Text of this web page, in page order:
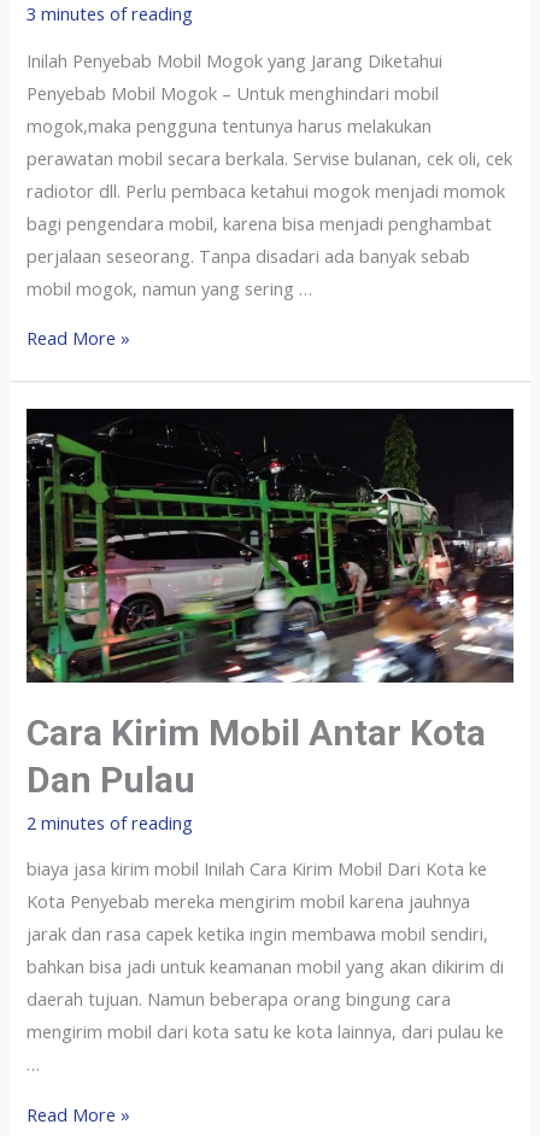
3 minutes of reading
Inilah Penyebab Mobil Mogok yang Jarang Diketahui
Penyebab Mobil Mogok – Untuk menghindari mobil
mogok,maka pengguna tentunya harus melakukan
perawatan mobil secara berkala. Servise bulanan, cek oli, cek
radiotor dll. Perlu pembaca ketahui mogok menjadi momok
bagi pengendara mobil, karena bisa menjadi penghambat
perjalaan seseorang. Tanpa disadari ada banyak sebab
mobil mogok, namun yang sering …
Read More »
Cara Kirim Mobil Antar Kota
Dan Pulau
2 minutes of reading
biaya jasa kirim mobil Inilah Cara Kirim Mobil Dari Kota ke
Kota Penyebab mereka mengirim mobil karena jauhnya
jarak dan rasa capek ketika ingin membawa mobil sendiri,
bahkan bisa jadi untuk keamanan mobil yang akan dikirim di
daerah tujuan. Namun beberapa orang bingung cara
mengirim mobil dari kota satu ke kota lainnya, dari pulau ke
…
Read More »